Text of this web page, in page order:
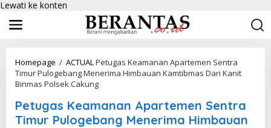
Lewati ke konten
Homepage / ACTUALPetugas Keamanan Apartemen Sentra
Timur Pulogebang Menerima Himbauan Kamtibmas Dari Kanit
Binmas Polsek Cakung
Petugas Keamanan Apartemen Sentra
Timur Pulogebang Menerima Himbauan